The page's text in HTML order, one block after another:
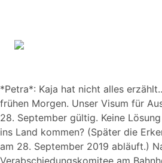
*Petra*: Kaja hat nicht alles
frühen Morgen. Unser Visum für
28. September gültig. Keine
ins Land kommen? (Später die
am 28. September 2019 abläuft.)
Verabschiedungskomitee am